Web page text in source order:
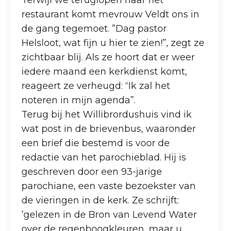
restaurant komt mevrouw Veldt ons in
de gang tegemoet. ”Dag pastor
Helsloot, wat fijn u hier te zien!”, zegt ze
zichtbaar blij. Als ze hoort dat er weer
iedere maand een kerkdienst komt,
reageert ze verheugd: “Ik zal het
noteren in mijn agenda”.
Terug bij het Willibrordushuis vind ik
wat post in de brievenbus, waaronder
een brief die bestemd is voor de
redactie van het parochieblad. Hij is
geschreven door een 93-jarige
parochiane, een vaste bezoekster van
de vieringen in de kerk. Ze schrijft:
’gelezen in de Bron van Levend Water